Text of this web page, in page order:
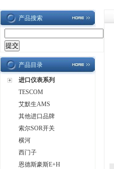
产品搜索
产品目录
进口仪表系列
TESCOM
艾默生AMS
其他进口品牌
索尔SOR开关
横河
西门子
恩德斯豪斯E+H